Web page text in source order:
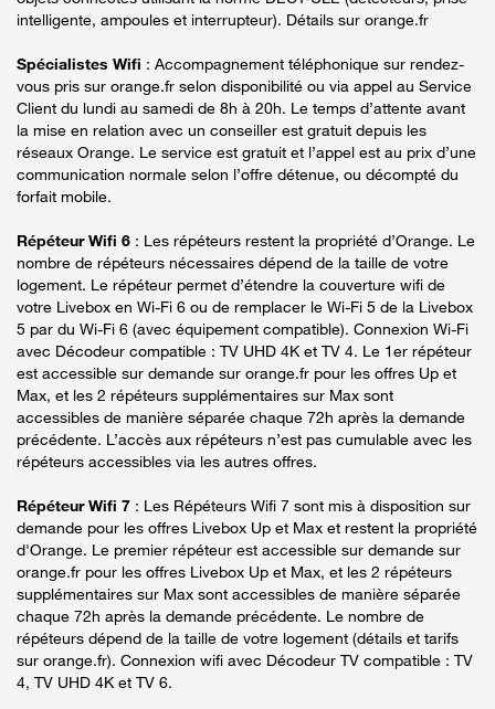
intelligente, ampoules et interrupteur). Détails sur orange.fr
Spécialistes Wifi : Accompagnement téléphonique sur rendez-
vous pris sur orange.fr selon disponibilité ou via appel au Service
Client du lundi au samedi de 8h à 20h. Le temps d’attente avant
la mise en relation avec un conseiller est gratuit depuis les
réseaux Orange. Le service est gratuit et l’appel est au prix d’une
communication normale selon l’offre détenue, ou décompté du
forfait mobile.
Répéteur Wifi 6 : Les répéteurs restent la propriété d’Orange. Le
nombre de répéteurs nécessaires dépend de la taille de votre
logement. Le répéteur permet d’étendre la couverture wifi de
votre Livebox en Wi-Fi 6 ou de remplacer le Wi-Fi 5 de la Livebox
5 par du Wi-Fi 6 (avec équipement compatible). Connexion Wi-Fi
avec Décodeur compatible : TV UHD 4K et TV 4. Le 1er répéteur
est accessible sur demande sur orange.fr pour les offres Up et
Max, et les 2 répéteurs supplémentaires sur Max sont
accessibles de manière séparée chaque 72h après la demande
précédente. L’accès aux répéteurs n’est pas cumulable avec les
répéteurs accessibles via les autres offres.
Répéteur Wifi 7 : Les Répéteurs Wifi 7 sont mis à disposition sur
demande pour les offres Livebox Up et Max et restent la propriété
d'Orange. Le premier répéteur est accessible sur demande sur
orange.fr pour les offres Livebox Up et Max, et les 2 répéteurs
supplémentaires sur Max sont accessibles de manière séparée
chaque 72h après la demande précédente. Le nombre de
répéteurs dépend de la taille de votre logement (détails et tarifs
sur orange.fr). Connexion wifi avec Décodeur TV compatible : TV
4, TV UHD 4K et TV 6.